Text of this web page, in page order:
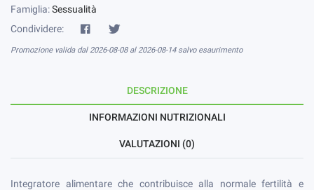
Famiglia:Sessualità
Condividere:
Promozione valida dal 2026-08-08 al 2026-08-14 salvo esaurimento
DESCRIZIONE
INFORMAZIONI NUTRIZIONALI
VALUTAZIONI (0)
Integratore alimentare che contribuisce alla normale fertilità e